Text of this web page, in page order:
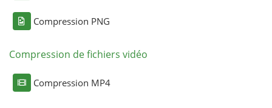
Compression PNG
Compression de fichiers vidéo
Compression MP4